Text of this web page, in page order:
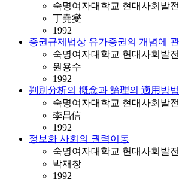
숙명여자대학교 현대사회발
丁堯燮
1992
증권규제법상 유가증권의 개념에
숙명여자대학교 현대사회발
원용수
1992
判別分析의 槪念과 論理의 適用방법
숙명여자대학교 현대사회발
李昌信
1992
정보화 사회의 권력이동
숙명여자대학교 현대사회발
박재창
1992